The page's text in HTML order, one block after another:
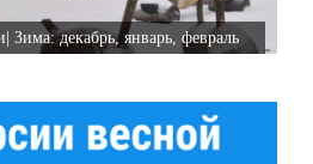
Зима: декабрь, январь, февраль